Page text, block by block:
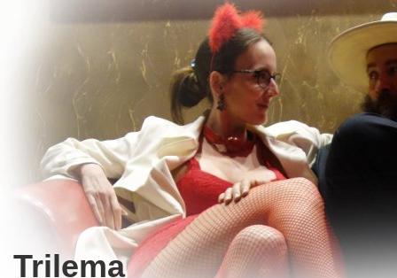
Trilema